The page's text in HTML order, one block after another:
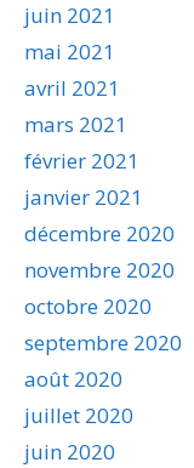
juin 2021
mai 2021
avril 2021
mars 2021
février 2021
janvier 2021
décembre 2020
novembre 2020
octobre 2020
septembre 2020
août 2020
juillet 2020
juin 2020